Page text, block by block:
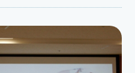
す。今日は１時間程度し
つの装着方法とポジショ
。１年生と教育委員、教育